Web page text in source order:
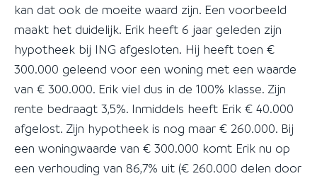
kan dat ook de moeite waard zijn. Een voorbeeld
maakt het duidelijk. Erik heeft 6 jaar geleden zijn
hypotheek bij ING afgesloten. Hij heeft toen €
300.000 geleend voor een woning met een waarde
van € 300.000. Erik viel dus in de 100% klasse. Zijn
rente bedraagt 3,5%. Inmiddels heeft Erik € 40.000
afgelost. Zijn hypotheek is nog maar € 260.000. Bij
een woningwaarde van € 300.000 komt Erik nu op
een verhouding van 86,7% uit (€ 260.000 delen door